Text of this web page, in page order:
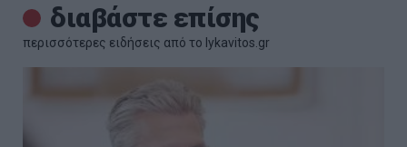
διαβάστε επίσης
περισσότερες ειδήσεις από το lykavitos.gr